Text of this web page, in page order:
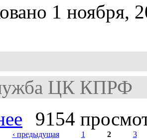
1 ноября,
ЦК КПРФ
о Постановление XIV
Коммунистической партии
9154
‹ предыдущая 1 2 3